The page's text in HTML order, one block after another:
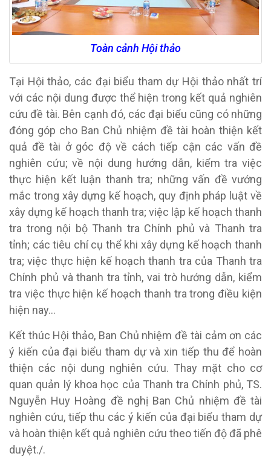
Toàn cảnh Hội thảo
Tại Hội thảo, các đại biểu tham dự Hội thảo nhất trí
với các nội dung được thể hiện trong kết quả nghiên
cứu đề tài. Bên cạnh đó, các đại biểu cũng có những
đóng góp cho Ban Chủ nhiệm đề tài hoàn thiện kết
quả đề tài ởgóc độ về cách tiếp cận các vấn đề
nghiên cứu; về nội dung hướng dẫn, kiểm tra việc
thực hiện kết luận thanh tra; những vấn đề vướng
mắc trong xây dựng kế hoạch, quy định pháp luật về
xây dựng kế hoạch thanh tra; việc lập kế hoạch thanh
tra trong nội bộ Thanh tra Chính phủ và Thanh tra
tỉnh; các tiêu chí cụ thể khi xây dựng kế hoạch thanh
tra; việc thực hiện kế hoạch thanh tra của Thanh tra
Chính phủ và thanh tra tỉnh, vai trò hướng dẫn, kiểm
tra việc thực hiện kế hoạch thanh tra trong điều kiện
hiện nay…
Kết thúc Hội thảo, Ban Chủ nhiệm đề tài cảm ơn các
ý kiến của đại biểu tham dự và xin tiếp thu để hoàn
thiện các nội dung nghiên cứu. Thay mặt cho cơ
quan quản lý khoa học của Thanh tra Chính phủ, TS.
Nguyễn Huy Hoàng đề nghị Ban Chủ nhiệm đề tài
nghiên cứu, tiếp thu các ý kiến của đại biểu tham dự
và hoàn thiện kết quả nghiên cứu theotiến độ đã phê
duyệt./.